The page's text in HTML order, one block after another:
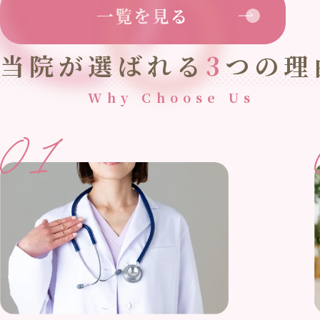
一覧を見る
当院が選ばれる 3 つの
Why Choose Us